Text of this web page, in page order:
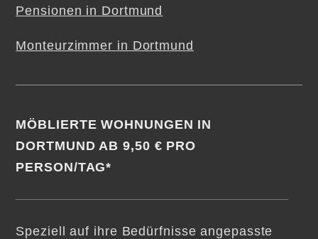
Pensionen in Dortmund
Monteurzimmer in Dortmund
MÖBLIERTE WOHNUNGEN IN
DORTMUND AB 9,50 € PRO
PERSON/TAG*
Speziell auf ihre Bedürfnisse angepasste